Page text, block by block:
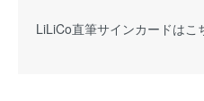
LiLiCo直筆サインカードはこ